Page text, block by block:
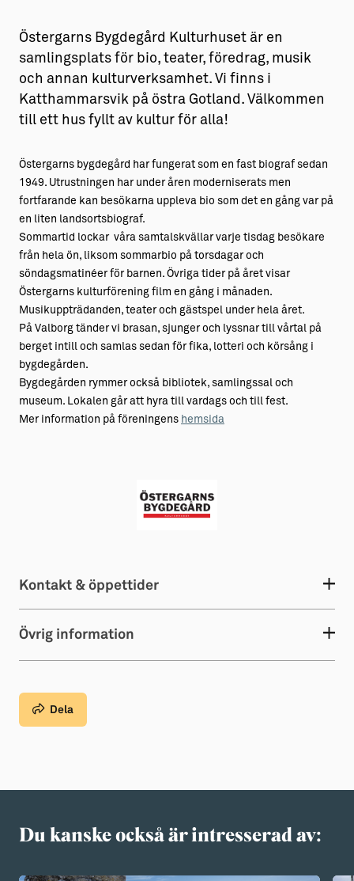
Östergarns Bygdegård Kulturhuset är en
samlingsplats för bio, teater, föredrag, musik
och annan kulturverksamhet. Vi finns i
Katthammarsvik på östra Gotland. Välkommen
till ett hus fyllt av kultur för alla!
Östergarns bygdegård har fungerat som en fast biograf sedan
1949. Utrustningen har under åren moderniserats men
fortfarande kan besökarna uppleva bio som det en gång var på
en liten landsortsbiograf.
Sommartid lockar våra samtalskvällar varje tisdag besökare
från hela ön, liksom sommarbio på torsdagar och
söndagsmatinéer för barnen. Övriga tider på året visar
Östergarns kulturförening film en gång i månaden.
Musikuppträdanden, teater och gästspel under hela året.
På Valborg tänder vi brasan, sjunger och lyssnar till vårtal på
berget intill och samlas sedan för fika, lotteri och körsång i
bygdegården.
Bygdegården rymmer också bibliotek, samlingssal och
museum. Lokalen går att hyra till vardags och till fest.
Mer information på föreningens hemsida
Kontakt & öppettider
Övrig information
Dela
Du kanske också är intresserad av: